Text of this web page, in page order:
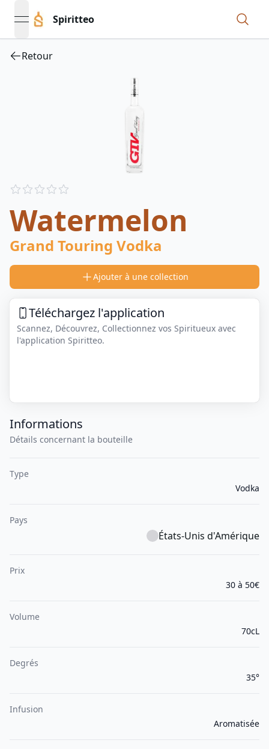
open navigation menu
Spiritteo
Retour
Reviews
Watermelon
Grand Touring Vodka
Ajouter à une collection
Téléchargez l'application
Scannez, Découvrez, Collectionnez vos Spiritueux avec
l'application Spiritteo.
Informations
Détails concernant la bouteille
Type
Vodka
Pays
États-Unis d'Amérique
Prix
30 à 50€
Volume
70cL
Degrés
35°
Infusion
Aromatisée